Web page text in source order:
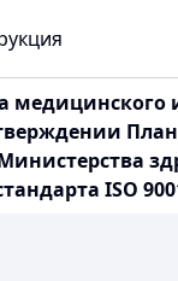
медицинского
ISO